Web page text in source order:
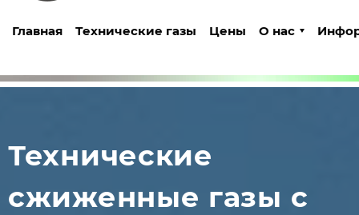
Главная Технические газы Цены О нас
Технические
сжиженные газы с